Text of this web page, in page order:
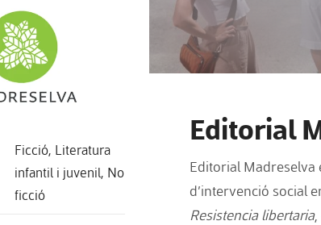
Ficció, Literatura
infantil i juvenil, No
ficció
Editorial
Editorial
d’intervenció social
Resistencia libertaria